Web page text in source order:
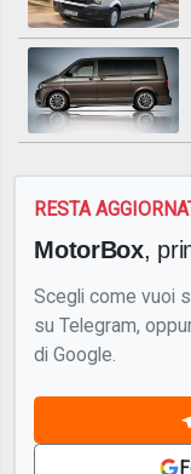
RESTA
MotorBox,
Scegli come vuoi
su Telegram,
di Google.